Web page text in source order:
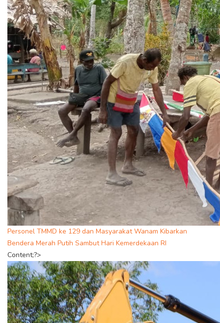
Personel TMMD ke 129 dan Masyarakat Wanam Kibarkan
Bendera Merah Putih Sambut Hari Kemerdekaan RI
Content;?>